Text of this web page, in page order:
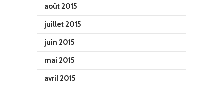
août 2015
juillet 2015
juin 2015
mai 2015
avril 2015